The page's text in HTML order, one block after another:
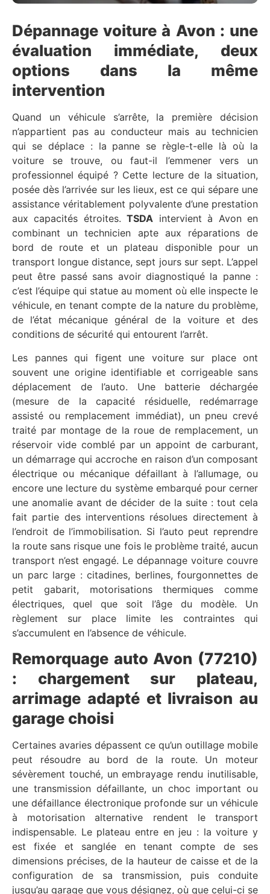
Dépannage voiture à Avon : une
évaluation immédiate, deux
options dans la même
intervention
Quand un véhicule s’arrête, la première décision
n’appartient pas au conducteur mais au technicien
qui se déplace : la panne se règle-t-elle là où la
voiture se trouve, ou faut-il l’emmener vers un
professionnel équipé ? Cette lecture de la situation,
posée dès l’arrivée sur les lieux, est ce qui sépare une
assistance véritablement polyvalente d’une prestation
aux capacités étroites.TSDA intervient à Avon en
combinant un technicien apte aux réparations de
bord de route et un plateau disponible pour un
transport longue distance, sept jours sur sept. L’appel
peut être passé sans avoir diagnostiqué la panne :
c’est l’équipe qui statue au moment où elle inspecte le
véhicule, en tenant compte de la nature du problème,
de l’état mécanique général de la voiture et des
conditions de sécurité qui entourent l’arrêt.
Les pannes qui figent une voiture sur place ont
souvent une origine identifiable et corrigeable sans
déplacement de l’auto. Une batterie déchargée
(mesure de la capacité résiduelle, redémarrage
assisté ou remplacement immédiat), un pneu crevé
traité par montage de la roue de remplacement, un
réservoir vide comblé par un appoint de carburant,
un démarrage qui accroche en raison d’un composant
électrique ou mécanique défaillant à l’allumage, ou
encore une lecture du système embarqué pour cerner
une anomalie avant de décider de la suite : tout cela
fait partie des interventions résolues directement à
l’endroit de l’immobilisation. Si l’auto peut reprendre
la route sans risque une fois le problème traité, aucun
transport n’est engagé. Le dépannage voiture couvre
un parc large : citadines, berlines, fourgonnettes de
petit gabarit, motorisations thermiques comme
électriques, quel que soit l’âge du modèle. Un
règlement sur place limite les contraintes qui
s’accumulent en l’absence de véhicule.
Remorquage auto Avon (77210)
: chargement sur plateau,
arrimage adapté et livraison au
garage choisi
Certaines avaries dépassent ce qu’un outillage mobile
peut résoudre au bord de la route. Un moteur
sévèrement touché, un embrayage rendu inutilisable,
une transmission défaillante, un choc important ou
une défaillance électronique profonde sur un véhicule
à motorisation alternative rendent le transport
indispensable. Le plateau entre en jeu : la voiture y
est fixée et sanglée en tenant compte de ses
dimensions précises, de la hauteur de caisse et de la
configuration de sa transmission, puis conduite
jusqu’au garage que vous désignez, où que celui-ci se